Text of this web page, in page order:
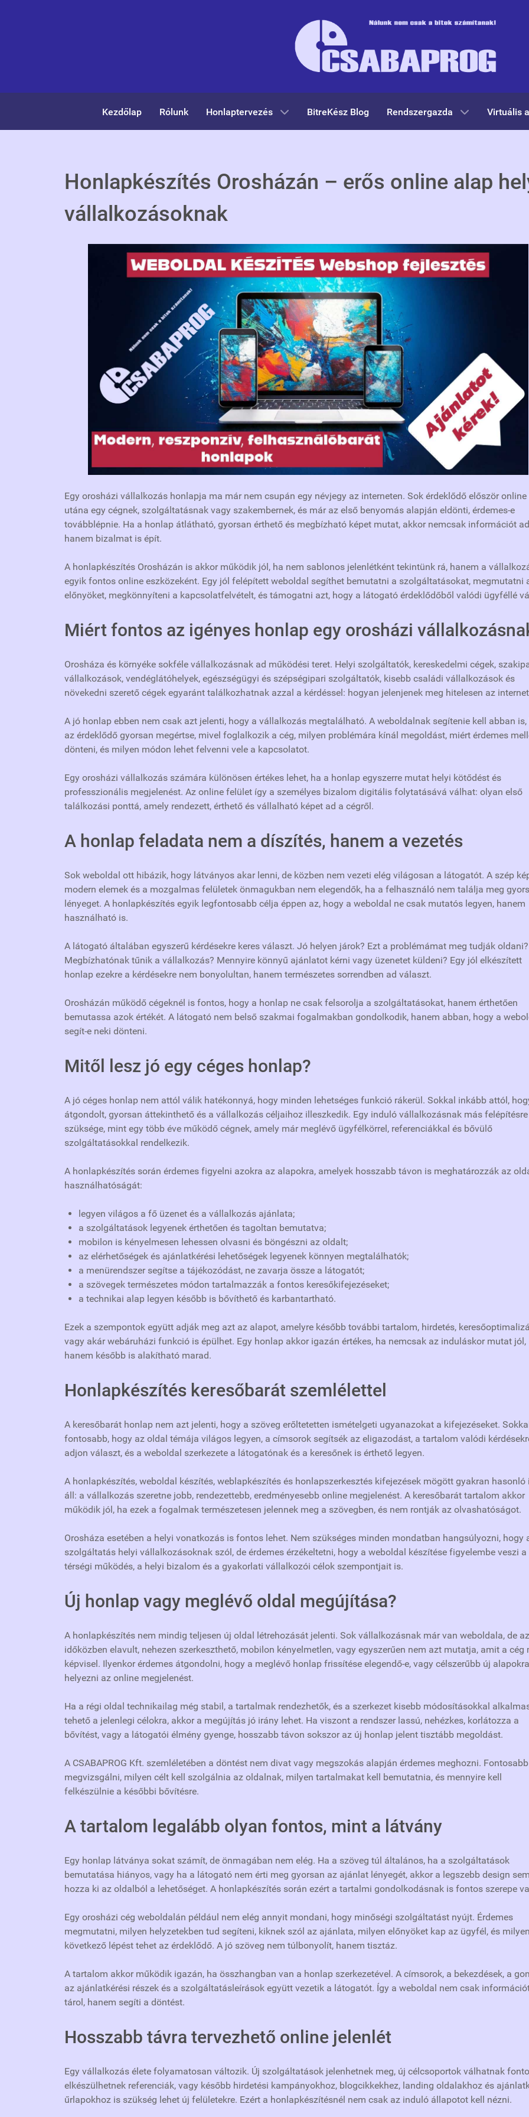
Kezdőlap Rólunk Honlaptervezés BitreKész Blog Rendszergazda Virtuális
Honlapkészítés Orosházán – erős online alap
vállalkozásoknak
Egy orosházi vállalkozás honlapja ma már nem csupán egy névjegy az interneten. Sok érdeklődő először online
utána egy cégnek, szolgáltatásnak vagy szakembernek, és már az első benyomás alapján eldönti, érdemes-e
továbblépnie. Ha a honlap átlátható, gyorsan érthető és megbízható képet mutat, akkor nemcsak információt
hanem bizalmat is épít.
A honlapkészítés Orosházán is akkor működik jól, ha nem sablonos jelenlétként tekintünk rá, hanem a
egyik fontos online eszközeként. Egy jól felépített weboldal segíthet bemutatni a szolgáltatásokat, megmutatni
előnyöket, megkönnyíteni a kapcsolatfelvételt, és támogatni azt, hogy a látogató érdeklődőből valódi ügyféllé
Miért fontos az igényes honlap egy orosházi
Orosháza és környéke sokféle vállalkozásnak ad működési teret. Helyi szolgáltatók, kereskedelmi cégek,
vállalkozások, vendéglátóhelyek, egészségügyi és szépségipari szolgáltatók, kisebb családi vállalkozások és
növekedni szerető cégek egyaránt találkozhatnak azzal a kérdéssel: hogyan jelenjenek meg hitelesen az
A jó honlap ebben nem csak azt jelenti, hogy a vállalkozás megtalálható. A weboldalnak segítenie kell abban is,
az érdeklődő gyorsan megértse, mivel foglalkozik a cég, milyen problémára kínál megoldást, miért érdemes
dönteni, és milyen módon lehet felvenni vele a kapcsolatot.
Egy orosházi vállalkozás számára különösen értékes lehet, ha a honlap egyszerre mutat helyi kötődést és
professzionális megjelenést. Az online felület így a személyes bizalom digitális folytatásává válhat: olyan első
találkozási ponttá, amely rendezett, érthető és vállalható képet ad a cégről.
A honlap feladata nem a díszítés, hanem a vezetés
Sok weboldal ott hibázik, hogy látványos akar lenni, de közben nem vezeti elég világosan a látogatót. A szép
modern elemek és a mozgalmas felületek önmagukban nem elegendők, ha a felhasználó nem találja meg
lényeget. A honlapkészítés egyik legfontosabb célja éppen az, hogy a weboldal ne csak mutatós legyen, hanem
használható is.
A látogató általában egyszerű kérdésekre keres választ. Jó helyen járok? Ezt a problémámat meg tudják oldani?
Megbízhatónak tűnik a vállalkozás? Mennyire könnyű ajánlatot kérni vagy üzenetet küldeni? Egy jól elkészített
honlap ezekre a kérdésekre nem bonyolultan, hanem természetes sorrendben ad választ.
Orosházán működő cégeknél is fontos, hogy a honlap ne csak felsorolja a szolgáltatásokat, hanem érthetően
bemutassa azok értékét. A látogató nem belső szakmai fogalmakban gondolkodik, hanem abban, hogy a
segít-e neki dönteni.
Mitől lesz jó egy céges honlap?
A jó céges honlap nem attól válik hatékonnyá, hogy minden lehetséges funkció rákerül. Sokkal inkább attól,
átgondolt, gyorsan áttekinthető és a vállalkozás céljaihoz illeszkedik. Egy induló vállalkozásnak más
szüksége, mint egy több éve működő cégnek, amely már meglévő ügyfélkörrel, referenciákkal és bővülő
szolgáltatásokkal rendelkezik.
A honlapkészítés során érdemes figyelni azokra az alapokra, amelyek hosszabb távon is meghatározzák az
használhatóságát:
legyen világos a fő üzenet és a vállalkozás ajánlata;
a szolgáltatások legyenek érthetően és tagoltan bemutatva;
mobilon is kényelmesen lehessen olvasni és böngészni az oldalt;
az elérhetőségek és ajánlatkérési lehetőségek legyenek könnyen megtalálhatók;
a menürendszer segítse a tájékozódást, ne zavarja össze a látogatót;
a szövegek természetes módon tartalmazzák a fontos keresőkifejezéseket;
a technikai alap legyen később is bővíthető és karbantartható.
Ezek a szempontok együtt adják meg azt az alapot, amelyre később további tartalom, hirdetés,
vagy akár webáruházi funkció is épülhet. Egy honlap akkor igazán értékes, ha nemcsak az induláskor mutat jól,
hanem később is alakítható marad.
Honlapkészítés keresőbarát szemlélettel
A keresőbarát honlap nem azt jelenti, hogy a szöveg erőltetetten ismételgeti ugyanazokat a kifejezéseket. Sokkal
fontosabb, hogy az oldal témája világos legyen, a címsorok segítsék az eligazodást, a tartalom valódi
adjon választ, és a weboldal szerkezete a látogatónak és a keresőnek is érthető legyen.
A honlapkészítés, weboldal készítés, weblapkészítés és honlapszerkesztés kifejezések mögött gyakran hasonló
áll: a vállalkozás szeretne jobb, rendezettebb, eredményesebb online megjelenést. A keresőbarát tartalom akkor
működik jól, ha ezek a fogalmak természetesen jelennek meg a szövegben, és nem rontják az olvashatóságot.
Orosháza esetében a helyi vonatkozás is fontos lehet. Nem szükséges minden mondatban hangsúlyozni, hogy
szolgáltatás helyi vállalkozásoknak szól, de érdemes érzékeltetni, hogy a weboldal készítése figyelembe veszi a
térségi működés, a helyi bizalom és a gyakorlati vállalkozói célok szempontjait is.
Új honlap vagy meglévő oldal megújítása?
A honlapkészítés nem mindig teljesen új oldal létrehozását jelenti. Sok vállalkozásnak már van weboldala, de az
időközben elavult, nehezen szerkeszthető, mobilon kényelmetlen, vagy egyszerűen nem azt mutatja, amit a cég
képvisel. Ilyenkor érdemes átgondolni, hogy a meglévő honlap frissítése elegendő-e, vagy célszerűbb új alapokra
helyezni az online megjelenést.
Ha a régi oldal technikailag még stabil, a tartalmak rendezhetők, és a szerkezet kisebb módosításokkal
tehető a jelenlegi célokra, akkor a megújítás jó irány lehet. Ha viszont a rendszer lassú, nehézkes, korlátozza a
bővítést, vagy a látogatói élmény gyenge, hosszabb távon sokszor az új honlap jelent tisztább megoldást.
A CSABAPROG Kft. szemléletében a döntést nem divat vagy megszokás alapján érdemes meghozni.
megvizsgálni, milyen célt kell szolgálnia az oldalnak, milyen tartalmakat kell bemutatnia, és mennyire kell
felkészülnie a későbbi bővítésre.
A tartalom legalább olyan fontos, mint a látvány
Egy honlap látványa sokat számít, de önmagában nem elég. Ha a szöveg túl általános, ha a szolgáltatások
bemutatása hiányos, vagy ha a látogató nem érti meg gyorsan az ajánlat lényegét, akkor a legszebb design sem
hozza ki az oldalból a lehetőséget. A honlapkészítés során ezért a tartalmi gondolkodásnak is fontos szerepe
Egy orosházi cég weboldalán például nem elég annyit mondani, hogy minőségi szolgáltatást nyújt. Érdemes
megmutatni, milyen helyzetekben tud segíteni, kiknek szól az ajánlata, milyen előnyöket kap az ügyfél, és milyen
következő lépést tehet az érdeklődő. A jó szöveg nem túlbonyolít, hanem tisztáz.
A tartalom akkor működik igazán, ha összhangban van a honlap szerkezetével. A címsorok, a bekezdések, a
az ajánlatkérési részek és a szolgáltatásleírások együtt vezetik a látogatót. Így a weboldal nem csak
tárol, hanem segíti a döntést.
Hosszabb távra tervezhető online jelenlét
Egy vállalkozás élete folyamatosan változik. Új szolgáltatások jelenhetnek meg, új célcsoportok válhatnak
elkészülhetnek referenciák, vagy később hirdetési kampányokhoz, blogcikkekhez, landing oldalakhoz és
űrlapokhoz is szükség lehet új felületekre. Ezért a honlapkészítésnél nem csak az induló állapotot kell nézni.